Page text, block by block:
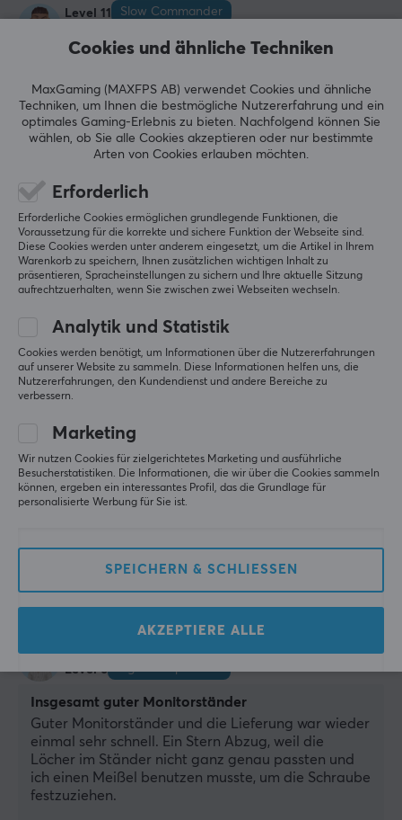
2 jahr garantie
GRÖSSE UND GEWICHT
Tragfähigkeit per Bildschirm
9 kg
Breite
Höhe
55 cm
Tiefe
11.6 cm
Level 11
Slow Commander
Einfach stabil, schönes Design, besonders für den
Preis. Ich mag das Kabelmanagement sehr, das
gesamte DVI geht durch das Rohr.
Sehr unklar in der Anleitung, wie man mit den
Einstellschrauben umgehen soll, die die
Monitorhalterungen halten. Es scheint, als sollte
man sie dort einstellen, wo man will (nicht
herausdrehen, sie sind fest), und sie dann mit den
kleinen schwarzen Schrauben und Rädern an den
VESA-Halterungen befestigen.
Bildschirme ziemlich stark bei Drehung und
Neigung, da die Aufhängung der VESA-
Halterungen ziemlich locker ist.
Kabelmanagement
Verarbeitungsqualität
Kann etwas locker sein
Original anzeigen
3 Likes
Level 6
Insgesamt guter Monitorständer
Guter Monitorständer und die Lieferung war wieder
einmal sehr schnell. Ein Stern Abzug, weil die
Löcher im Ständer nicht ganz genau passten und
ich einen Meißel benutzen musste, um die Schraube
festzuziehen.
Cookies und ähnliche Techniken
MaxGaming (MAXFPS AB) verwendet Cookies und ähnliche
Techniken, um Ihnen die bestmögliche Nutzererfahrung und ein
optimales Gaming-Erlebnis zu bieten. Nachfolgend können Sie
wählen, ob Sie alle Cookies akzeptieren oder nur bestimmte
Arten von Cookies erlauben möchten.
Erforderlich
Erforderliche Cookies ermöglichen grundlegende Funktionen, die
Voraussetzung für die korrekte und sichere Funktion der Webseite sind.
Diese Cookies werden unter anderem eingesetzt, um die Artikel in Ihrem
Warenkorb zu speichern, Ihnen zusätzlichen wichtigen Inhalt zu
präsentieren, Spracheinstellungen zu sichern und Ihre aktuelle Sitzung
aufrechtzuerhalten, wenn Sie zwischen zwei Webseiten wechseln.
Analytik und Statistik
Cookies werden benötigt, um Informationen über die Nutzererfahrungen
auf unserer Website zu sammeln. Diese Informationen helfen uns, die
Nutzererfahrungen, den Kundendienst und andere Bereiche zu
verbessern.
Marketing
Wir nutzen Cookies für zielgerichtetes Marketing und ausführliche
Besucherstatistiken. Die Informationen, die wir über die Cookies sammeln
können, ergeben ein interessantes Profil, das die Grundlage für
personalisierte Werbung für Sie ist.
SPEICHERN & SCHLIESSEN
AKZEPTIERE ALLE